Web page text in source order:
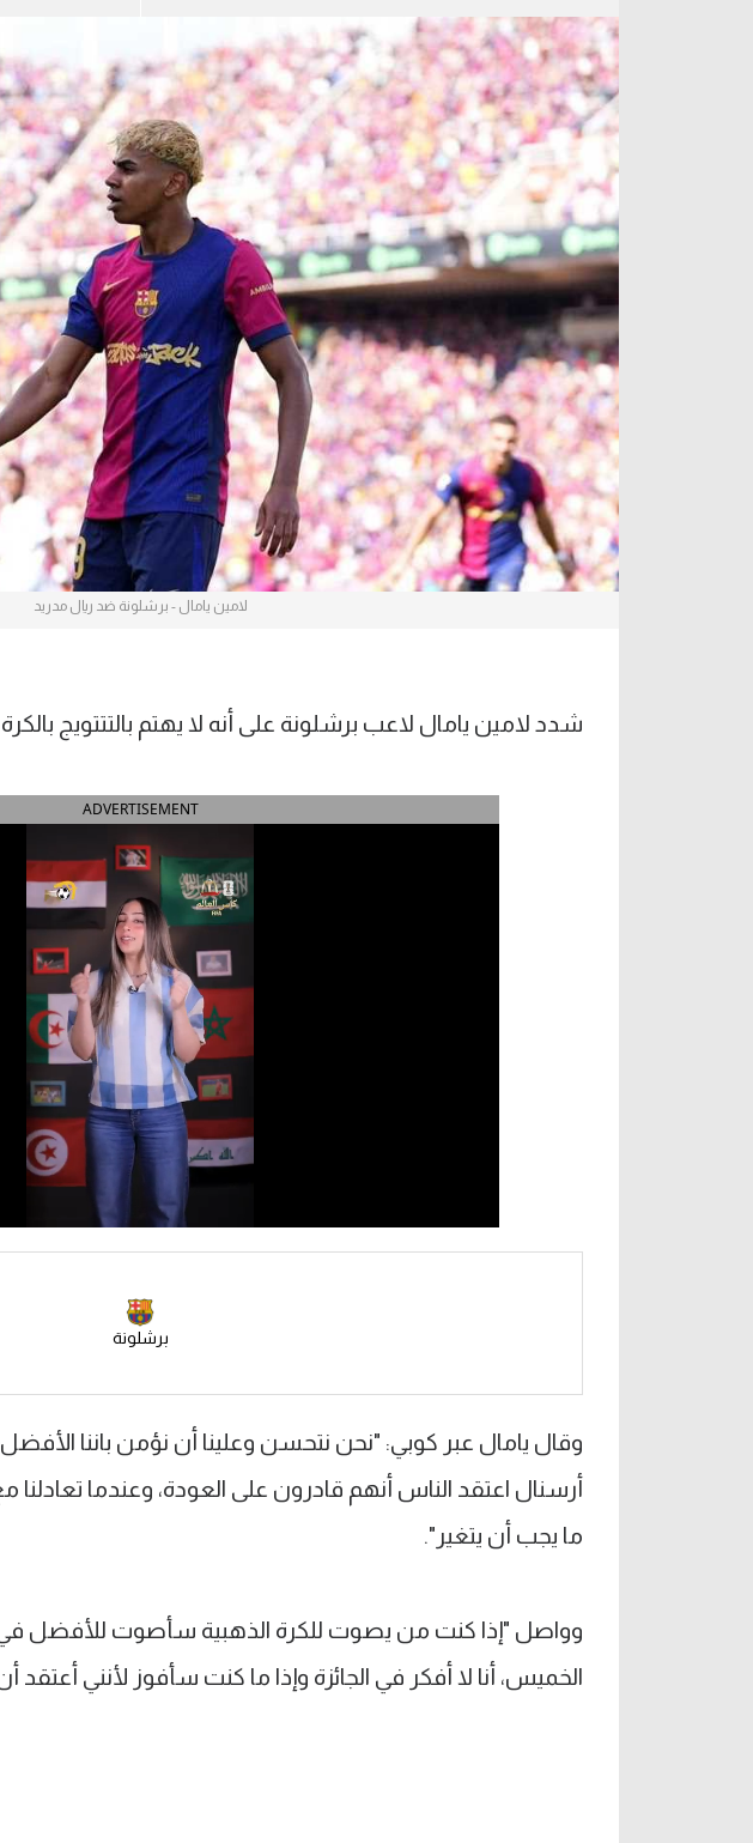
آراء حرة
ركن الألعاب
الدوري السعودي للمحترفين
دوري أبطال أوروبا
دوري أبطال إفريقيا
كل البطولات
لامين يامال - برشلونة ضد ريال مدريد
شدد لامين يامال لاعب برشلونة على أنه لا يهتم بالتتتويج
ADVERTISEMENT
برشلونة
وقال يامال عبر كوبي: "نحن نتحسن وعلينا أن نؤمن باننا
أرسنال اعتقد الناس أنهم قادرون على العودة، وعندما تعادلنا
ما يجب أن يتغير".
وواصل "إذا كنت من يصوت للكرة الذهبية سأصوت للأفضل في
الخميس، أنا لا أفكر في الجائزة وإذا ما كنت سأفوز لأنني